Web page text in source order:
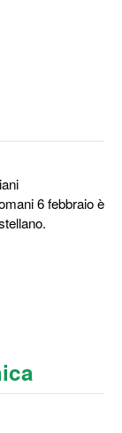
6 febbraio è